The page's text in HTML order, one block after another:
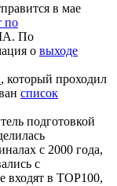
в мае
по
По
о выходе
, который проходил
список
подготовкой
с 2000 года,
с
входят в ТОР100,